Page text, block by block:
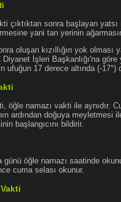
çıktıktan sonra başlayan
yani tan yerinin
oluşan kızıllığın yok olması
Diyanet İşleri Başkanlığı'na
ufuğun 17 derece altında (-17°)
öğle namazı vakti ile aynıdır.
ardından doğuya meyletmesi
başlangıcını bildirir.
günü öğle namazı saatinde
cuma selası okunur.